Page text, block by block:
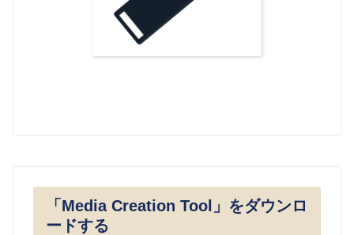
「Media Creation Tool」をダウンロ
ードする